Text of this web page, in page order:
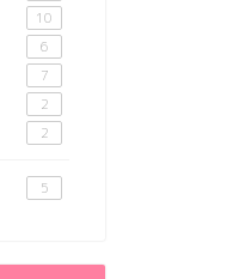
10
6
7
2
2
5